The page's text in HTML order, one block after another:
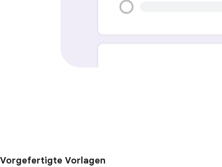
Vorgefertigte Vorlagen